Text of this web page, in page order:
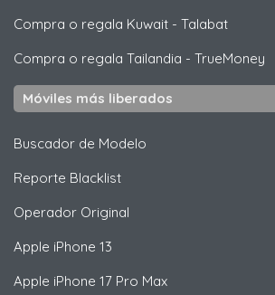
Compra o regala Kuwait - Talabat
Compra o regala Tailandia - TrueMoney
Móviles más liberados
Buscador de Modelo
Reporte Blacklist
Operador Original
Apple iPhone 13
Apple iPhone 17 Pro Max